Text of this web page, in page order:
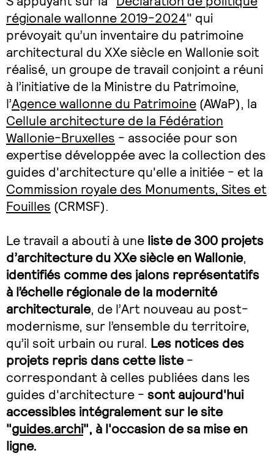
régionale wallonne 2019-2024" qui
prévoyait qu’un inventaire du patrimoine
architectural du XXe siècle en Wallonie soit
réalisé, un groupe de travail conjoint a réuni
à l’initiative de la Ministre du Patrimoine,
l’Agence wallonne du Patrimoine (AWaP), la
Cellule architecture de la Fédération
Wallonie-Bruxelles - associée pour son
expertise développée avec la collection des
guides d'architecture qu'elle a initiée - et la
Commission royale des Monuments, Sites et
Fouilles (CRMSF).
Le travail a abouti à une liste de 300 projets
d’architecture du XXe siècle en Wallonie,
identifiés comme des jalons représentatifs
à l’échelle régionale de la modernité
architecturale, de l’Art nouveau au post-
modernisme, sur l’ensemble du territoire,
qu’il soit urbain ou rural. Les notices des
projets repris dans cette liste-
correspondant à celles publiées dans les
guides d'architecture - sont aujourd'hui
accessibles intégralement sur le site
"guides.archi", à l'occasion de sa mise en
ligne.